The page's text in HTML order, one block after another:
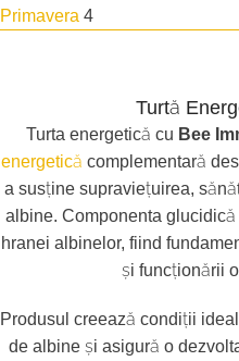
Primavera 4
Turtă
Turta energetică cu Bee
energetică complementară
a susține supraviețuirea,
albine. Componenta
hranei albinelor, fiind
și funcționării
Produsul creează condiții
de albine și asigură o